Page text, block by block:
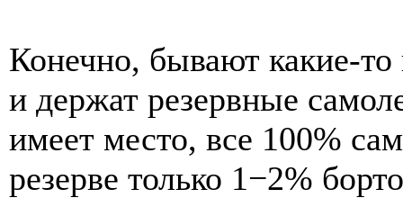
Конечно, бывают какие-
и держат резервные
имеет место, все 100%
резерве только 1−2%